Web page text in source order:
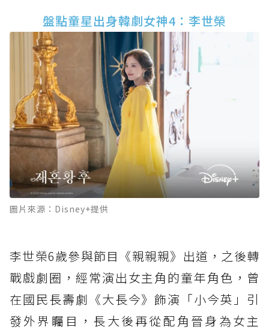
盤點童星出身韓劇女神4：李世榮
圖片來源：Disney+提供
李世榮6歲參與節目《親親親》出道，之後轉
戰戲劇圈，經常演出女主角的童年角色，曾
在國民長壽劇《大長今》飾演「小今英」引
發外界矚目，長大後再從配角晉身為女主